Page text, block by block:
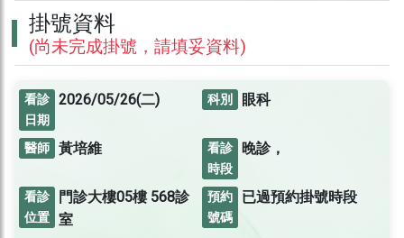
掛號資料
(尚未完成掛號，請填妥資料)
看診
日期
2026/05/26(二) 科別 眼科
醫師 黃培維
看診
時段
晚診，
看診
位置
門診大樓05樓 568診
室
預約
號碼
已過預約掛號時段